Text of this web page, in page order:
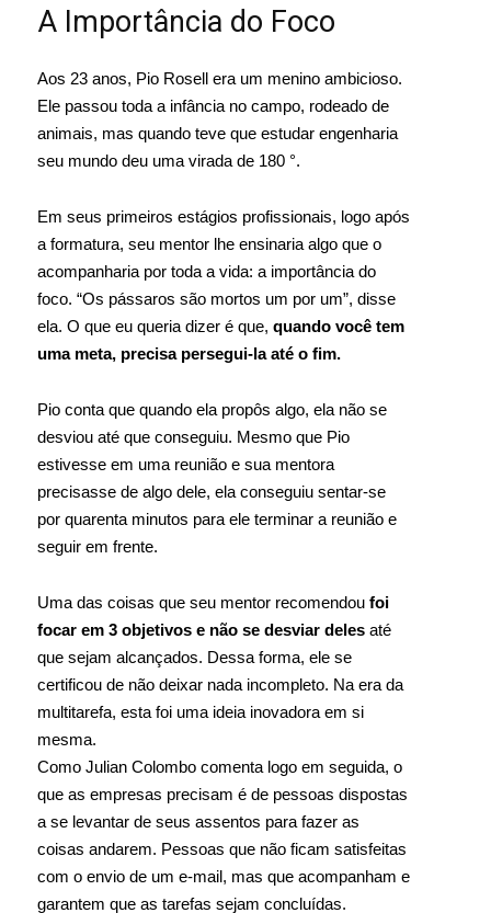
A Importância do Foco
Aos 23 anos, Pio Rosell era um menino ambicioso.
Ele passou toda a infância no campo, rodeado de
animais, mas quando teve que estudar engenharia
seu mundo deu uma virada de 180 °.
Em seus primeiros estágios profissionais, logo após
a formatura, seu mentor lhe ensinaria algo que o
acompanharia por toda a vida: a importância do
foco. “Os pássaros são mortos um por um”, disse
ela. O que eu queria dizer é que, quando você tem
uma meta, precisa persegui-la até o fim.
Pio conta que quando ela propôs algo, ela não se
desviou até que conseguiu. Mesmo que Pio
estivesse em uma reunião e sua mentora
precisasse de algo dele, ela conseguiu sentar-se
por quarenta minutos para ele terminar a reunião e
seguir em frente.
Uma das coisas que seu mentor recomendou foi
focar em 3 objetivos e não se desviar deles até
que sejam alcançados. Dessa forma, ele se
certificou de não deixar nada incompleto. Na era da
multitarefa, esta foi uma ideia inovadora em si
mesma.
Como Julian Colombo comenta logo em seguida, o
que as empresas precisam é de pessoas dispostas
a se levantar de seus assentos para fazer as
coisas andarem. Pessoas que não ficam satisfeitas
com o envio de um e-mail, mas que acompanham e
garantem que as tarefas sejam concluídas.